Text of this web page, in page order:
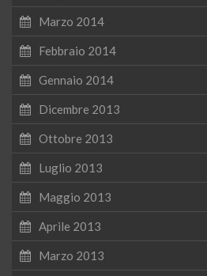
Marzo 2014
Febbraio 2014
Gennaio 2014
Dicembre 2013
Ottobre 2013
Luglio 2013
Maggio 2013
Aprile 2013
Marzo 2013